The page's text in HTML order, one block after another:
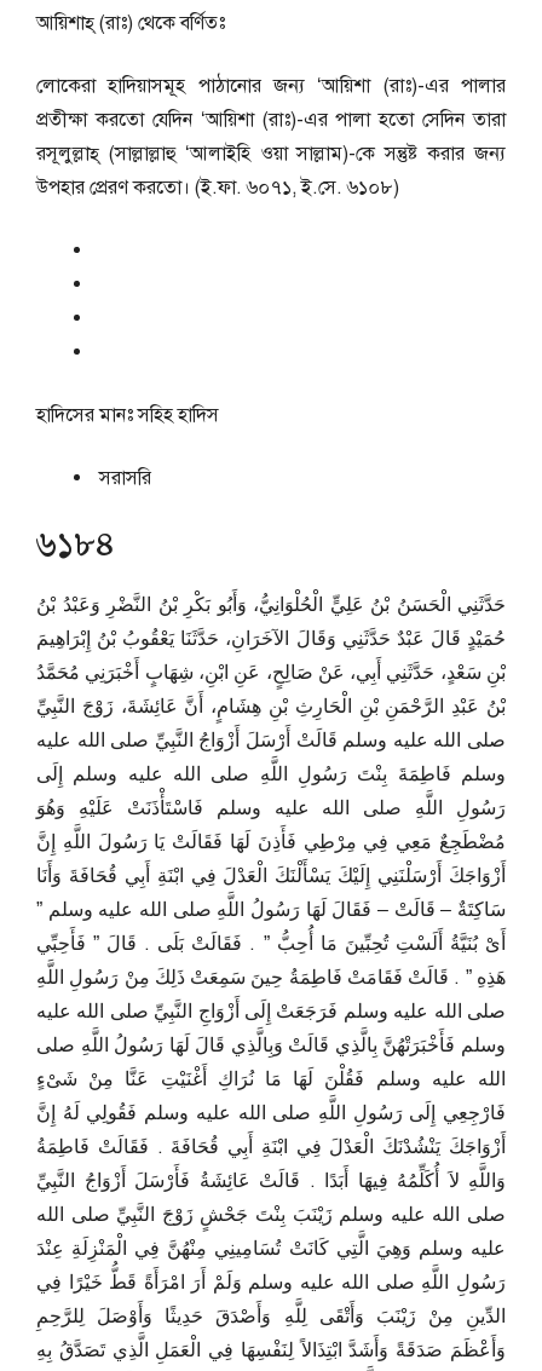
আয়িশাহ্ (রাঃ) থেকে বর্ণিতঃ
লোকেরা হাদিয়াসমূহ পাঠানোর জন্য ‘আয়িশা (রাঃ)-এর পালার
প্রতীক্ষা করতো যেদিন ‘আয়িশা (রাঃ)-এর পালা হতো সেদিন তারা
রসূলুল্লাহ্ (সাল্লাল্লাহু ‘আলাইহি ওয়া সাল্লাম)-কে সন্তুষ্ট করার জন্য
উপহার প্রেরণ করতো। (ই.ফা. ৬০৭১, ই.সে. ৬১০৮)
হাদিসের মানঃসহিহ হাদিস
সরাসরি
৬১৮৪
حَدَّثَنِي الْحَسَنُ بْنُ عَلِيٍّ الْحُلْوَانِيُّ، وَأَبُو بَكْرِ بْنُ النَّضْرِ وَعَبْدُ بْنُ
حُمَيْدٍ قَالَ عَبْدٌ حَدَّثَنِي وَقَالَ الآخَرَانِ، حَدَّثَنَا يَعْقُوبُ بْنُ إِبْرَاهِيمَ
بْنِ سَعْدٍ، حَدَّثَنِي أَبِي، عَنْ صَالِحٍ، عَنِ ابْنِ، شِهَابٍ أَخْبَرَنِي مُحَمَّدُ
بْنُ عَبْدِ الرَّحْمَنِ بْنِ الْحَارِثِ بْنِ هِشَامٍ، أَنَّ عَائِشَةَ، زَوْجَ النَّبِيِّ
صلى الله عليه وسلم قَالَتْ أَرْسَلَ أَزْوَاجُ النَّبِيِّ صلى الله عليه
وسلم فَاطِمَةَ بِنْتَ رَسُولِ اللَّهِ صلى الله عليه وسلم إِلَى
رَسُولِ اللَّهِ صلى الله عليه وسلم فَاسْتَأْذَنَتْ عَلَيْهِ وَهُوَ
مُضْطَجِعٌ مَعِي فِي مِرْطِي فَأَذِنَ لَهَا فَقَالَتْ يَا رَسُولَ اللَّهِ إِنَّ
أَزْوَاجَكَ أَرْسَلْنَنِي إِلَيْكَ يَسْأَلْنَكَ الْعَدْلَ فِي ابْنَةِ أَبِي قُحَافَةَ وَأَنَا
سَاكِتَةٌ – قَالَتْ – فَقَالَ لَهَا رَسُولُ اللَّهِ صلى الله عليه وسلم ‏”‏
أَىْ بُنَيَّةُ أَلَسْتِ تُحِبِّينَ مَا أُحِبُّ ‏”‏ ‏.‏ فَقَالَتْ بَلَى ‏.‏ قَالَ ‏”‏ فَأَحِبِّي
هَذِهِ ‏”‏ ‏.‏ قَالَتْ فَقَامَتْ فَاطِمَةُ حِينَ سَمِعَتْ ذَلِكَ مِنْ رَسُولِ اللَّهِ
صلى الله عليه وسلم فَرَجَعَتْ إِلَى أَزْوَاجِ النَّبِيِّ صلى الله عليه
وسلم فَأَخْبَرَتْهُنَّ بِالَّذِي قَالَتْ وَبِالَّذِي قَالَ لَهَا رَسُولُ اللَّهِ صلى
الله عليه وسلم فَقُلْنَ لَهَا مَا نُرَاكِ أَغْنَيْتِ عَنَّا مِنْ شَىْءٍ
فَارْجِعِي إِلَى رَسُولِ اللَّهِ صلى الله عليه وسلم فَقُولِي لَهُ إِنَّ
أَزْوَاجَكَ يَنْشُدْنَكَ الْعَدْلَ فِي ابْنَةِ أَبِي قُحَافَةَ ‏.‏ فَقَالَتْ فَاطِمَةُ
وَاللَّهِ لاَ أُكَلِّمُهُ فِيهَا أَبَدًا ‏.‏ قَالَتْ عَائِشَةُ فَأَرْسَلَ أَزْوَاجُ النَّبِيِّ
صلى الله عليه وسلم زَيْنَبَ بِنْتَ جَحْشٍ زَوْجَ النَّبِيِّ صلى الله
عليه وسلم وَهِيَ الَّتِي كَانَتْ تُسَامِينِي مِنْهُنَّ فِي الْمَنْزِلَةِ عِنْدَ
رَسُولِ اللَّهِ صلى الله عليه وسلم وَلَمْ أَرَ امْرَأَةً قَطُّ خَيْرًا فِي
الدِّينِ مِنْ زَيْنَبَ وَأَتْقَى لِلَّهِ وَأَصْدَقَ حَدِيثًا وَأَوْصَلَ لِلرَّحِمِ
وَأَعْظَمَ صَدَقَةً وَأَشَدَّ ابْتِذَالاً لِنَفْسِهَا فِي الْعَمَلِ الَّذِي تَصَدَّقُ بِهِ